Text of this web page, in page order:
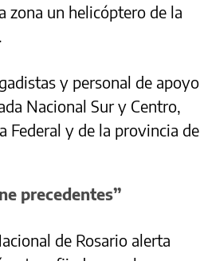
zona un helicóptero de la
y personal de apoyo
Nacional Sur y Centro,
Federal y de la provincia de
precedentes”
de Rosario alerta